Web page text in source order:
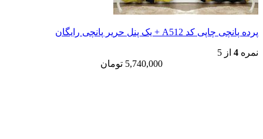
پرده پانچی چاپی کد A512 + یک پنل حریر پانچی رایگان
نمره4 از 5
5,740,000 تومان